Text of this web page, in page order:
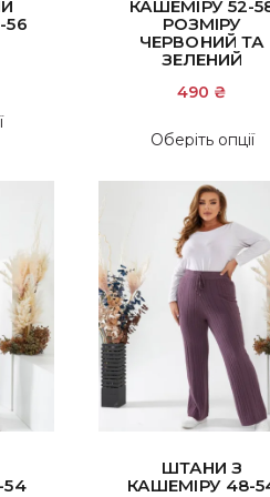
можна
вибрати
на
сторінці
КАШЕМІРУ 52-
РОЗМІРУ
ЧЕРВОНИЙ ТА
ЗЕЛЕНИЙ
490 ₴
Оберіть опції
ШТАНИ З
КАШЕМІРУ 48-